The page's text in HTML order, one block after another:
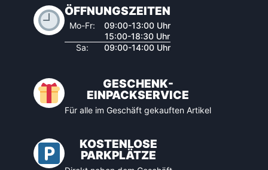
ÖFFNUNGSZEITEN
Mo-Fr:
09:00-13:00 Uhr
15:00-18:30 Uhr
Sa:
09:00-14:00 Uhr
GESCHENK-
EINPACKSERVICE
Für alle im Geschäft gekauften Artikel
KOSTENLOSE
PARKPLÄTZE